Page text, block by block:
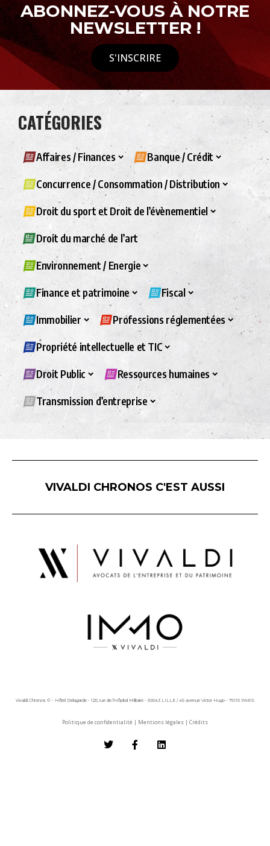
ABONNEZ-VOUS À NOTRE
NEWSLETTER !
S'INSCRIRE
CATÉGORIES
Affaires / Finances Banque / Crédit
Concurrence / Consommation / Distribution
Droit du sport et Droit de l’évènementiel
Droit du marché de l’art
Environnement / Energie
Finance et patrimoine Fiscal
Immobilier Professions réglementées
Propriété intellectuelle et TIC
Droit Public Ressources humaines
Transmission d’entreprise
VIVALDI CHRONOS C'EST AUSSI
Vivaldi Chronos © - Hôtel Delagarde - 120, rue de l'Hôpital Militaire - 59043 LILLE / 45 avenue Victor Hugo - 75116 PARIS
Politique de confidentialité | Mentions légales | Crédits